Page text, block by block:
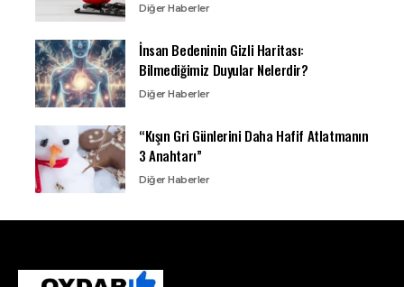
Diğer Haberler
İnsan Bedeninin Gizli Haritası:
Bilmediğimiz Duyular Nelerdir?
Diğer Haberler
“Kışın Gri Günlerini Daha Hafif Atlatmanın
3 Anahtarı”
Diğer Haberler